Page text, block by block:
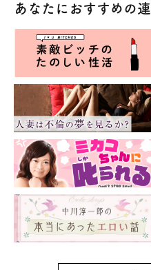
あなたにおすすめの